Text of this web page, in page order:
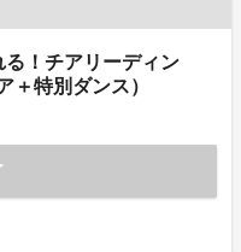
る！チアリーディン
＋特別ダンス）